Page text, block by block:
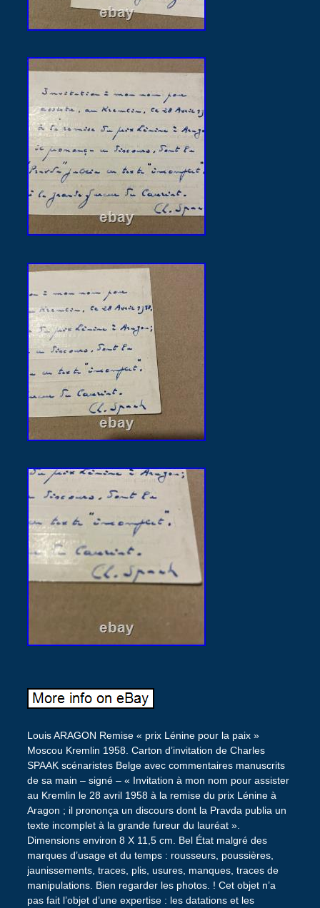
Louis ARAGON Remise « prix Lénine pour la paix »
Moscou Kremlin 1958. Carton d’invitation de Charles
SPAAK scénaristes Belge avec commentaires manuscrits
de sa main – signé – « Invitation à mon nom pour assister
au Kremlin le 28 avril 1958 à la remise du prix Lénine à
Aragon ; il prononça un discours dont la Pravda publia un
texte incomplet à la grande fureur du lauréat ».
Dimensions environ 8 X 11,5 cm. Bel État malgré des
marques d’usage et du temps : rousseurs, poussières,
jaunissements, traces, plis, usures, manques, traces de
manipulations. Bien regarder les photos. ! Cet objet n’a
pas fait l’objet d’une expertise : les datations et les